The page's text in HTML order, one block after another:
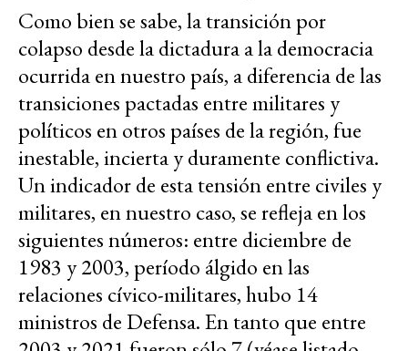
Como bien se sabe, la transición por
colapso desde la dictadura a la democracia
ocurrida en nuestro país, a diferencia de las
transiciones pactadas entre militares y
políticos en otros países de la región, fue
inestable, incierta y duramente conflictiva.
Un indicador de esta tensión entre civiles y
militares, en nuestro caso, se refleja en los
siguientes números: entre diciembre de
1983 y 2003, período álgido en las
relaciones cívico-militares, hubo 14
ministros de Defensa. En tanto que entre